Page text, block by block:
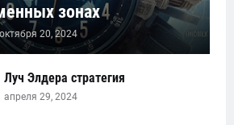
зонах
октября 20, 2024
Луч Элдера стратегия
апреля 29, 2024